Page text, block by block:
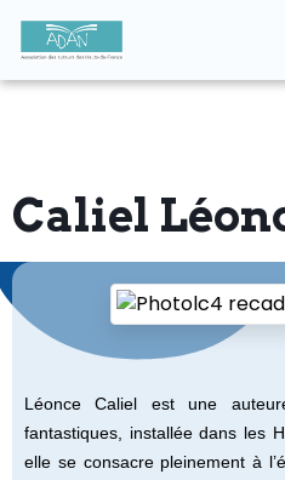
Caliel
Léonce Caliel est une
fantastiques, installée dans les
elle se consacre pleinement à